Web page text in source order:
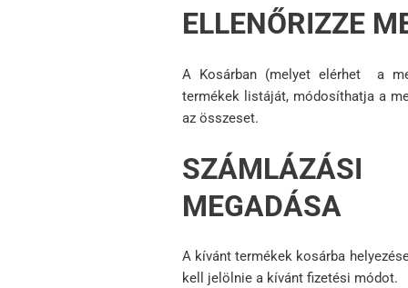
ELLENŐRIZZE
A Kosárban (melyet elérhet a
termékek listáját, módosíthatja a
az összeset.
SZÁMLÁZÁSI
MEGADÁSA
A kívánt termékek kosárba
kell jelölnie a kívánt fizetési módot.